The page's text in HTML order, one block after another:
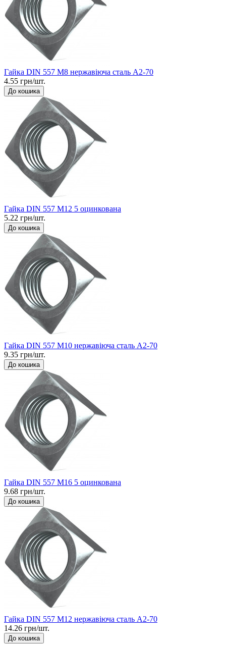
Гайка DIN 557 М8 нержавіюча сталь A2-70
4.55 грн/шт.
До кошика
Гайка DIN 557 М12 5 оцинкована
5.22 грн/шт.
До кошика
Гайка DIN 557 М10 нержавіюча сталь A2-70
9.35 грн/шт.
До кошика
Гайка DIN 557 М16 5 оцинкована
9.68 грн/шт.
До кошика
Гайка DIN 557 М12 нержавіюча сталь A2-70
14.26 грн/шт.
До кошика